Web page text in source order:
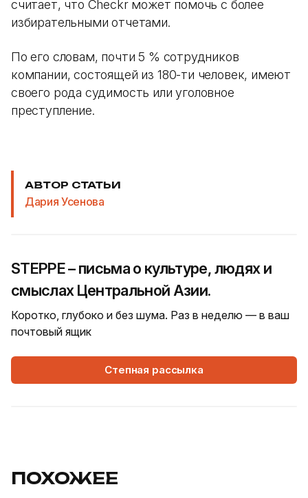
считает, что Checkr может помочь с более
избирательными отчетами.
По его словам, почти 5 % сотрудников
компании, состоящей из 180-ти человек, имеют
своего рода судимость или уголовное
преступление.
АВТОР СТАТЬИ
Дария Усенова
STEPPE – письма о культуре, людях и
смыслах Центральной Азии.
Коротко, глубоко и без шума. Раз в неделю — в ваш
почтовый ящик
Степная рассылка
ПОХОЖЕЕ